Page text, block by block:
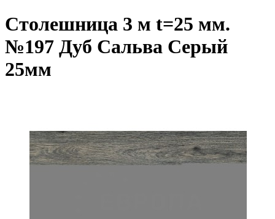
Столешница 3 м t=25 мм.
№197 Дуб Сальва Серый
25мм